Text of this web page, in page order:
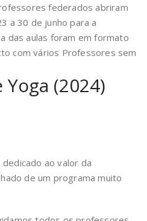
federados abriram
a 30 de junho para a
das aulas foram em formato
com vários Professores sem
Yoga (2024)
dedicado ao valor da
de um programa muito